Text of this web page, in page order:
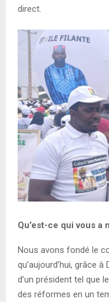
direct.
Qu’est-ce qui vous
Nous avons fondé le
qu’aujourd’hui, grâce à
d’un président tel que
des réformes en un